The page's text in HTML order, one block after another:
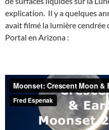
explication. Il y a quelques
avait filmé la lumière cendrée
Portal en Arizona :